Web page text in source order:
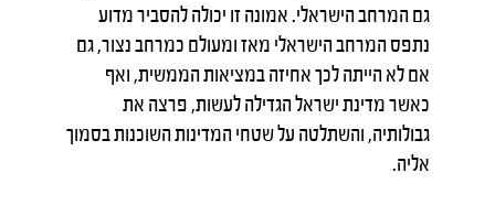
גם המרחב הישראלי. אמונה זו יכולה להסביר מדוע
נתפס המרחב הישראלי מאז ומעולם כמרחב נצור, גם
אם לא הייתה לכך אחיזה במציאות הממשית, ואף
כאשר מדינת ישראל הגדילה לעשות, פרצה את
גבולותיה, והשתלטה על שטחי המדינות השוכנות בסמוך
אליה.